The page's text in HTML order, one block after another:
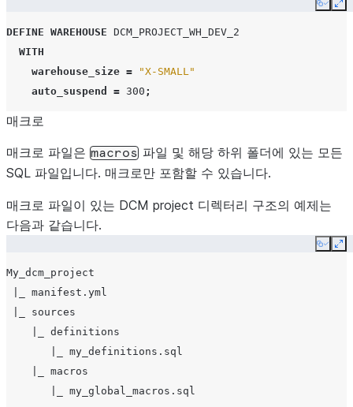
Copy
DEFINE WAREHOUSE DCM_PROJECT_WH_DEV_2
WITH
warehouse_size =
"X-SMALL"
auto_suspend
= 300 ;
매크로
매크로 파일은 macros 파일 및 해당 하위 폴더에 있는 모든
SQL 파일입니다. 매크로만 포함할 수 있습니다.
매크로 파일이 있는 DCM project 디렉터리 구조의 예제는
다음과 같습니다.
Copy
My_dcm_project
|_ manifest.yml
|_ sources
    |_ definitions
       |_ my_definitions.sql
    |_ macros